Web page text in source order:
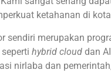
ketahanan di
sendiri merupakan
hybrid cloud dan
nirlaba dan